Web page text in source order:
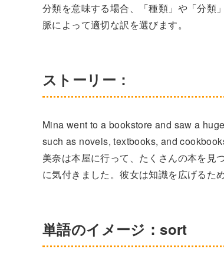
分類を意味する場合、「種類」や「分類
脈によって適切な訳を選びます。
ストーリー：
Mina went to a bookstore and saw a
such as novels, textbooks, and
美奈は本屋に行って、たくさんの本を見
に気付きました。彼女は知識を広げるた
単語のイメージ：sort